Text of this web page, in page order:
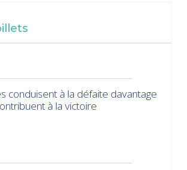
conduisent à la défaite davantage
à la victoire